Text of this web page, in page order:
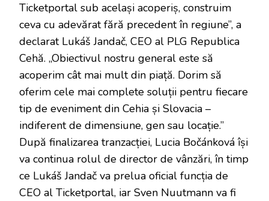
Ticketportal sub același acoperiș, construim
ceva cu adevărat fără precedent în regiune”, a
declarat Lukáš Jandač, CEO al PLG Republica
Cehă. „Obiectivul nostru general este să
acoperim cât mai mult din piață. Dorim să
oferim cele mai complete soluții pentru fiecare
tip de eveniment din Cehia și Slovacia –
indiferent de dimensiune, gen sau locație.”
După finalizarea tranzacției, Lucia Bočánková își
va continua rolul de director de vânzări, în timp
ce Lukáš Jandač va prelua oficial funcția de
CEO al Ticketportal, iar Sven Nuutmann va fi